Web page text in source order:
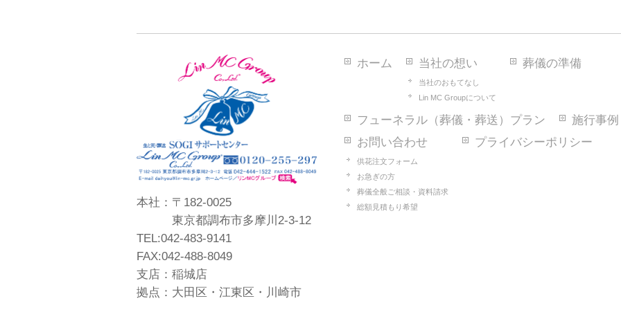
本社：〒182-0025
東京都調布市多摩川2-3-12
TEL:042-483-9141
FAX:042-488-8049
支店：稲城店
拠点：大田区・江東区・川崎市
ホーム 当社の想い
当社のおもてなし
Lin MC Groupについて
葬儀の準備
フューネラル（葬儀・葬送）プラン
施行事例
お問い合わせ
供花注文フォーム
お急ぎの方
葬儀全般ご相談・資料請求
総額見積もり希望
プライバシーポリシー